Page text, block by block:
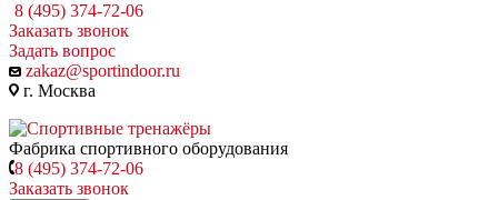
8 (495) 374-72-06
Заказать звонок
Задать вопрос
zakaz@sportindoor.ru
г. Москва
Фабрика спортивного оборудования
8 (495) 374-72-06
Заказать звонок